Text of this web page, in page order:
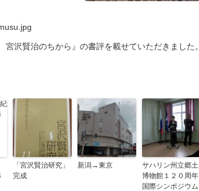
宮沢賢治のちから』の書評を載せていただきました。
「宮沢賢治研究」
完成
新潟→東京
サハリン州立郷土
博物館１２０周年
国際シンポジウム